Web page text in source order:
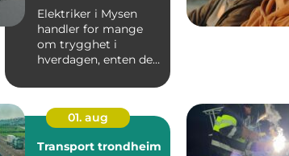
Elektriker i Mysen
handler for mange
om trygghet i
hverdagen, enten det
stikkontakt...
01. aug
Transport trondheim